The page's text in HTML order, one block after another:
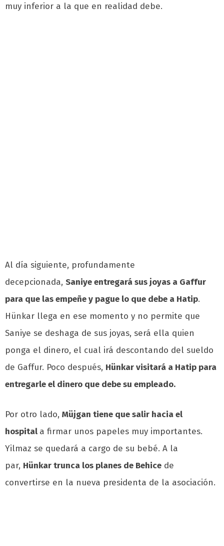
muy inferior a la que en realidad debe.
Al día siguiente, profundamente
decepcionada, Saniye entregará sus joyas a Gaffur
para que las empeñe y pague lo que debe a Hatip.
Hünkar llega en ese momento y no permite que
Saniye se deshaga de sus joyas, será ella quien
ponga el dinero, el cual irá descontando del sueldo
de Gaffur. Poco después, Hünkar visitará a Hatip para
entregarle el dinero que debe su empleado.
Por otro lado, Müjgan tiene que salir hacia el
hospital a firmar unos papeles muy importantes.
Yilmaz se quedará a cargo de su bebé. A la
par, Hünkar trunca los planes de Behice de
convertirse en la nueva presidenta de la asociación.